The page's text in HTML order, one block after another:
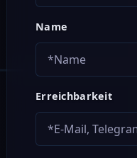
Name
Erreichbarkeit